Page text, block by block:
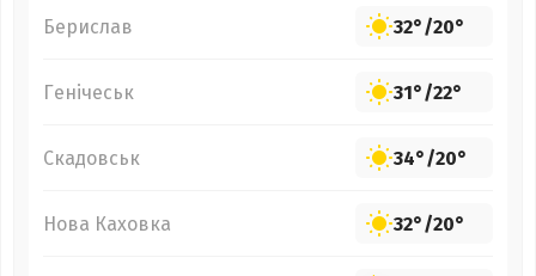
Берислав 32°/20°
Генічеськ 31°/22°
Скадовськ 34°/20°
Нова Каховка 32°/20°